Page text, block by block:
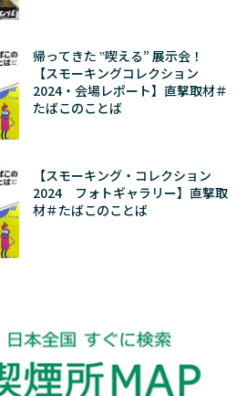
帰ってきた ‟喫える” 展示会！
【スモーキングコレクション
2024・会場レポート】直撃取材＃
たばこのことば
【スモーキング・コレクション
2024 フォトギャラリー】直撃取
材＃たばこのことば